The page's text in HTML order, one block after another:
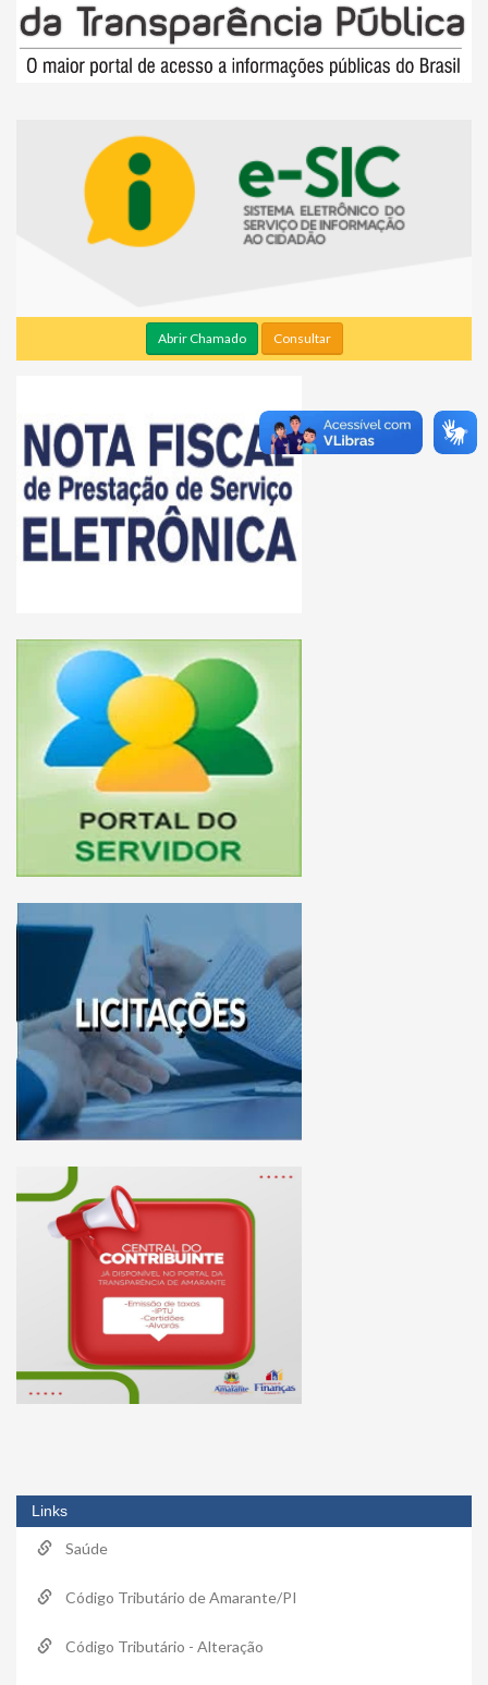
Abrir Chamado Consultar
Links
Saúde
Código Tributário de Amarante/PI
Código Tributário - Alteração